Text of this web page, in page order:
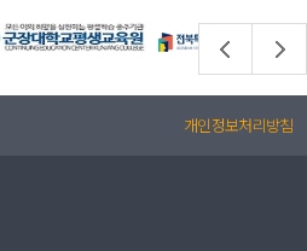
개인정보처리방침